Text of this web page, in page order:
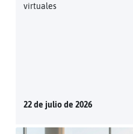
virtuales
22 de julio de 2026